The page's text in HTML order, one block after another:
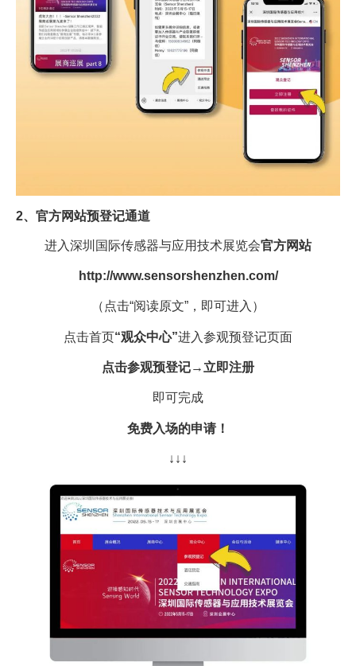
2、 官方网站预登记通道
进入深圳国际传感器与应用技术展览会官方网站
http://www.sensorshenzhen.com/
（点击“阅读原文”，即可进入）
点击首页“观众中心”进入参观预登记页面
点击参观预登记→立即注册
即可完成
免费入场的申请！
↓↓↓